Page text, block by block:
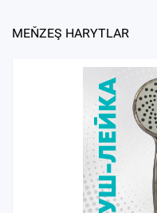
MEŇZEŞ HARYTLAR